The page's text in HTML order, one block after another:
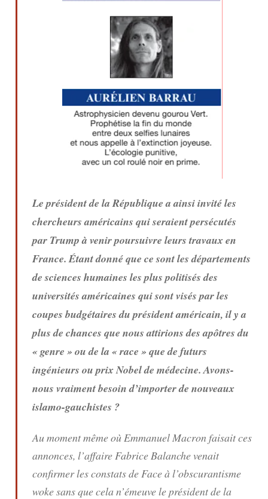
Le président de la République a ainsi invité les
chercheurs américains qui seraient persécutés
par Trump à venir poursuivre leurs travaux en
France. Étant donné que ce sont les départements
de sciences humaines les plus politisés des
universités américaines qui sont visés par les
coupes budgétaires du président américain, il y a
plus de chances que nous attirions des apôtres du
« genre » ou de la « race » que de futurs
ingénieurs ou prix Nobel de médecine. Avons-
nous vraiment besoin d’importer de nouveaux
islamo-gauchistes ?
Au moment même où Emmanuel Macron faisait ces
annonces, l’affaire Fabrice Balanche venait
confirmer les constats de Face à l’obscurantisme
wokesans que cela n’émeuve le président de la